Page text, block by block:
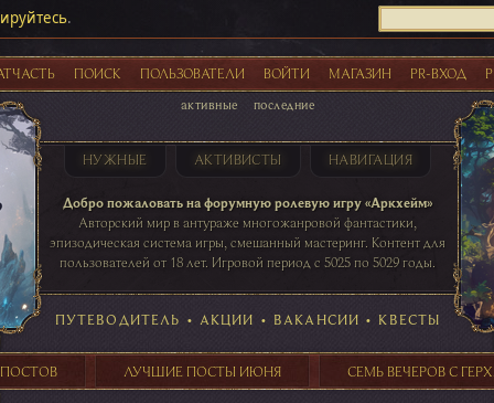
.
ПОИСК ПОЛЬЗОВАТЕЛИ ВОЙТИ МАГАЗИН PR-ВХОД
активные последние
НУЖНЫЕ АКТИВИСТЫ НАВИГАЦИЯ
Добро пожаловать на форумную ролевую игру «Аркхейм»
Авторский мир в антураже многожанровой фантастики,
эпизодическая система игры, смешанный мастеринг. Контент для
пользователей от 18 лет. Игровой период с 5025 по 5029 годы.
таблице игровой активности
41 ПОСТОВ 31 ПОСТОВ 29 ПОСТОВ 24 ПОСТОВ
ПУТЕВОДИТЕЛЬ • АКЦИИ • ВАКАНСИИ • КВЕСТЫ
ЛУЧШИЕ ПОСТЫ ИЮНЯ СЕМЬ ВЕЧЕРОВ С